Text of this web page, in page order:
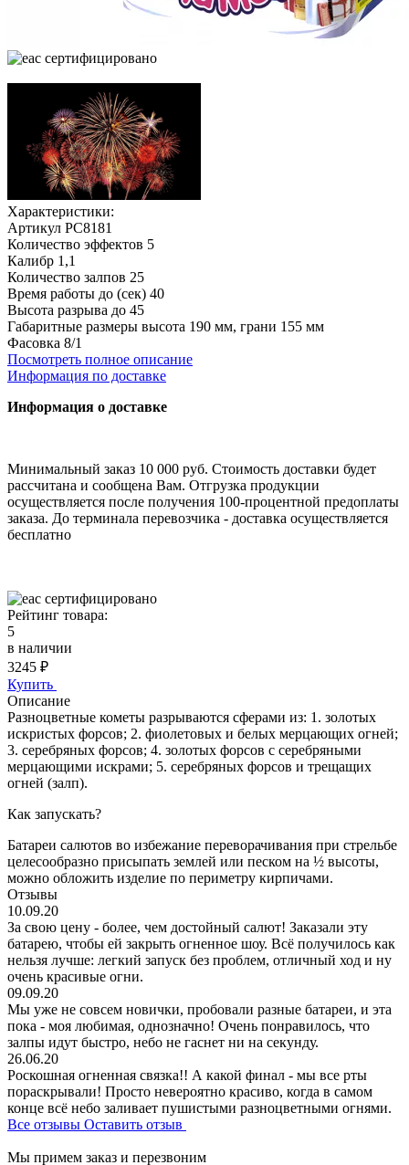
cертифицировано
Характеристики:
Артикул РС8181
Количество эффектов 5
Калибр 1,1
Количество залпов 25
Время работы до (сек) 40
Высота разрыва до 45
Габаритные размеры высота 190 мм, грани 155 мм
Фасовка 8/1
Посмотреть полное описание
Информация по доставке
Информация о доставке
Минимальный заказ 10 000 руб. Стоимость доставки будет
рассчитана и сообщена Вам. Отгрузка продукции
осуществляется после получения 100-процентной предоплаты
заказа. До терминала перевозчика - доставка осуществляется
бесплатно
cертифицировано
Рейтинг товара:
5
в наличии
3245 ₽
Купить
Описание
Разноцветные кометы разрываются сферами из: 1. золотых
искристых форсов; 2. фиолетовых и белых мерцающих огней;
3. серебряных форсов; 4. золотых форсов с серебряными
мерцающими искрами; 5. серебряных форсов и трещащих
огней (залп).
Как запускать?
Батареи салютов во избежание переворачивания при стрельбе
целесообразно присыпать землей или песком на ½ высоты,
можно обложить изделие по периметру кирпичами.
Отзывы
10.09.20
За свою цену - более, чем достойный салют! Заказали эту
батарею, чтобы ей закрыть огненное шоу. Всё получилось как
нельзя лучше: легкий запуск без проблем, отличный ход и ну
очень красивые огни.
09.09.20
Мы уже не совсем новички, пробовали разные батареи, и эта
пока - моя любимая, однозначно! Очень понравилось, что
залпы идут быстро, небо не гаснет ни на секунду.
26.06.20
Роскошная огненная связка!! А какой финал - мы все рты
пораскрывали! Просто невероятно красиво, когда в самом
конце всё небо заливает пушистыми разноцветными огнями.
Все отзывы Оставить отзыв
Мы примем заказ и перезвоним